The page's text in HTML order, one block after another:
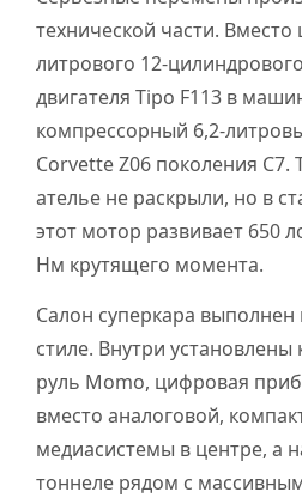
технической части. Вместо
литрового 12-
двигателя Tipo F113 в
компрессорный 6,2-
Corvette Z06 поколения C7.
ателье не раскрыли, но в
этот мотор развивает 650
Нм крутящего момента.
Салон суперкара
стиле. Внутри
руль Momo, цифровая
вместо аналоговой,
медиасистемы в центре, а
тоннеле рядом с